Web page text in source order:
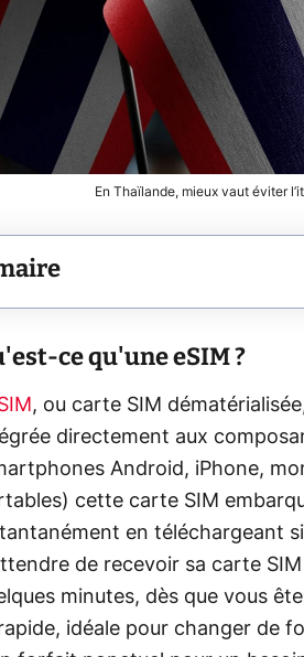
En Thaïlande, mieux vaut éviter
ce qu'une eSIM ?
, ou carte SIM
directement aux
Android, iPhone,
cette carte SIM
en téléchargeant
de recevoir sa carte
minutes, dès que vous
idéale pour changer de